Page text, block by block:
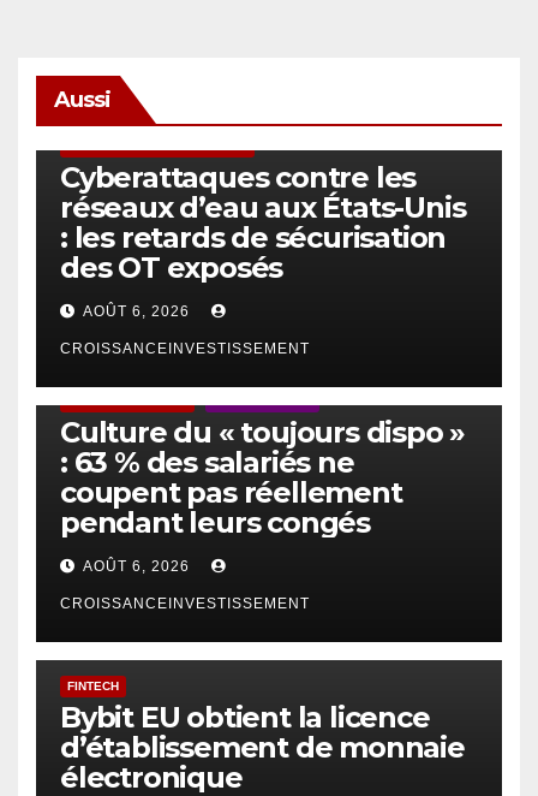
Aussi
Cyberattaques contre les
réseaux d’eau aux États-Unis
: les retards de sécurisation
des OT exposés
AOÛT 6, 2026
CROISSANCEINVESTISSEMENT
Culture du « toujours dispo »
: 63 % des salariés ne
coupent pas réellement
pendant leurs congés
AOÛT 6, 2026
CROISSANCEINVESTISSEMENT
FINTECH
Bybit EU obtient la licence
d’établissement de monnaie
électronique